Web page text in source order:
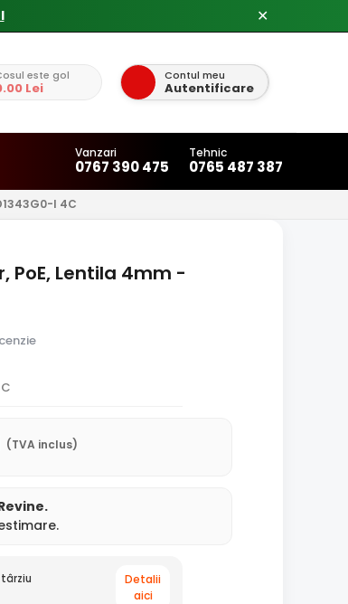
✕
este gol
Lei
Contul meu
Autentificare
Vanzari
0767 390 475
Tehnic
0765 487 387
I 4C
PoE, Lentila 4mm -
(TVA inclus)
Detalii
aici